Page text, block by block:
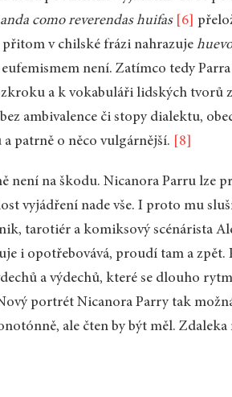
anda como reverendas huifas [6]
přitom v chilské frázi nahrazuje
není. Zatímco tedy
a k vokabuláři lidských tvorů
ambivalence či stopy dialektu,
patrně o něco vulgárnější.
[8]
není na škodu. Nicanora Parru lze
vyjádření nade vše. I proto mu
tarotiér a komiksový scénárista
i opotřebovává, proudí tam a zpět.
a výdechů, které se dlouho
portrét Nicanora Parry tak
ale čten by být měl. Zdaleka